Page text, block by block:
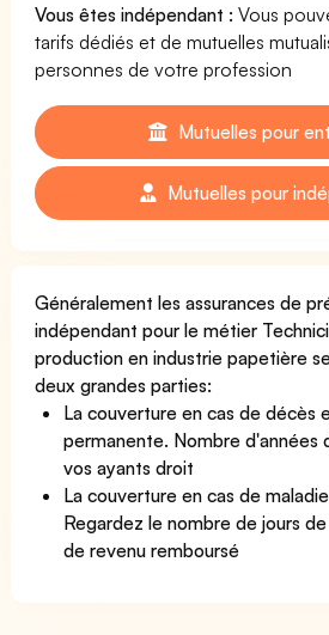
Vous êtes indépendant : Vous
tarifs dédiés et de mutuelles
personnes de votre profession
Mutuelles pour
Mutuelles pour
Généralement les assurances de
indépendant pour le métier
production en industrie papetière
deux grandes parties:
La couverture en cas de décès
permanente. Nombre d'années
vos ayants droit
La couverture en cas de
Regardez le nombre de jours
de revenu remboursé